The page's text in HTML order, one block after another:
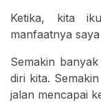
Ketika, kita
manfaatnya
Semakin
diri kita.
jalan mencapai